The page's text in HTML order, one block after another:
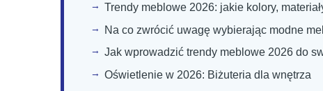
Trendy meblowe 2026: jakie kolory,
Na co zwrócić uwagę wybierając modne
Jak wprowadzić trendy meblowe 2026 do
Oświetlenie w 2026: Biżuteria dla wnętrza